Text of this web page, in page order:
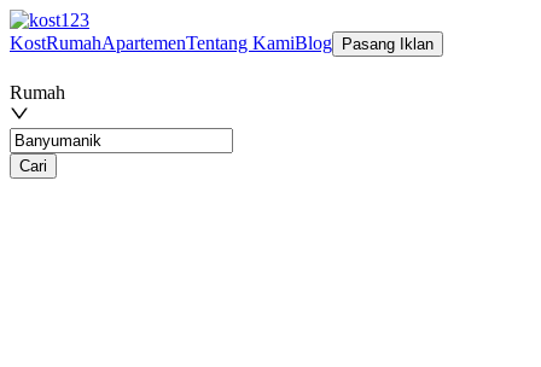
KostRumahApartemenTentang KamiBlog Pasang Iklan
Rumah
Cari